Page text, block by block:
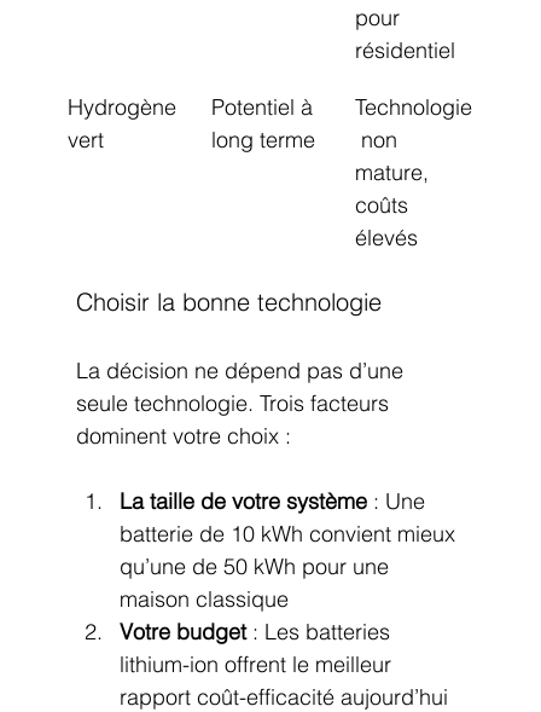
pour
résidentiel
Hydrogène
vert
Potentiel à
long terme
Technologie
non
mature,
coûts
élevés
Choisir la bonne technologie
La décision ne dépend pas d’une
seule technologie. Trois facteurs
dominent votre choix :
La taille de votre système : Une
batterie de 10 kWh convient mieux
qu’une de 50 kWh pour une
maison classique
Votre budget : Les batteries
lithium-ion offrent le meilleur
rapport coût-efficacité aujourd’hui